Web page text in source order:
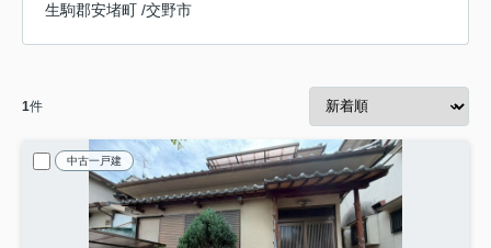
生駒郡安堵町 /交野市
1件
中古一戸建